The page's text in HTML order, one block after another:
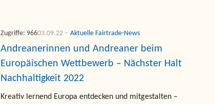
Andreanerinnen und Andreaner beim
Europäischen Wettbewerb – Nächster Halt
Nachhaltigkeit 2022
Kreativ lernend Europa entdecken und mitgestalten –
Aktuelle Fairtrade-News
03.09.22
Zugriffe: 966